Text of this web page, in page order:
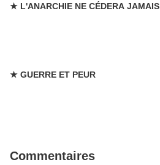
★ L'ANARCHIE NE CÉDERA JAMAIS
★ GUERRE ET PEUR
Commentaires